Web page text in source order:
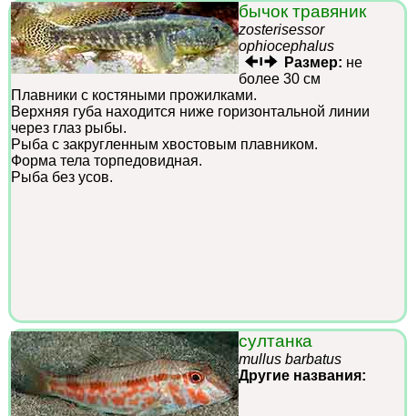
бычок травяник
zosterisessor
ophiocephalus
Размер: не
более 30 см
Плавники с костяными прожилками.
Верхняя губа находится ниже горизонтальной линии
через глаз рыбы.
Рыба с закругленным хвостовым плавником.
Форма тела торпедовидная.
Рыба без усов.
султанка
mullus barbatus
Другие названия: